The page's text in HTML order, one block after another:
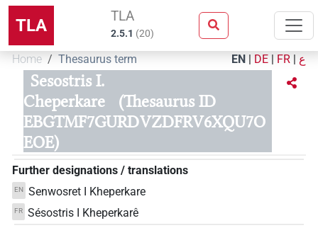
TLA TLA
2.5.1 (20)
Home Thesaurus term EN | DE | FR | ع
Sesostris I.
Cheperkare
(Thesaurus ID
EBGTMF7GURDVZDFRV6XQU7O
EOE)
Further designations / translations
EN Senwosret I Kheperkare
FR Sésostris I Kheperkarê